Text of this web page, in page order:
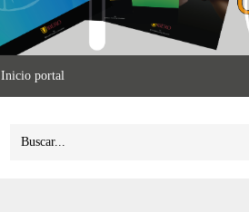
Inicio portal